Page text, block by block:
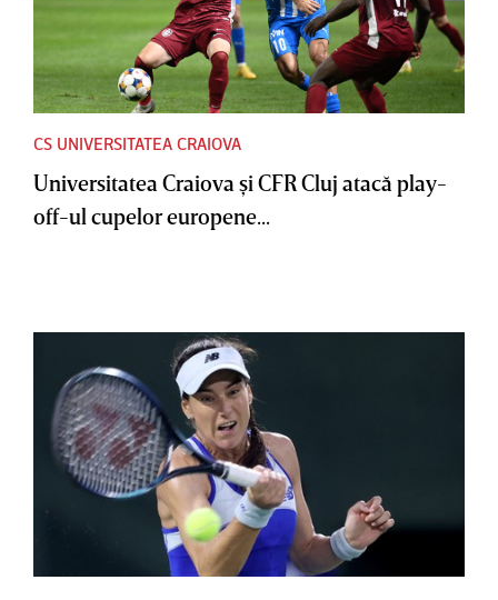
CS UNIVERSITATEA CRAIOVA
Universitatea Craiova şi CFR Cluj atacă play-
off-ul cupelor europene...